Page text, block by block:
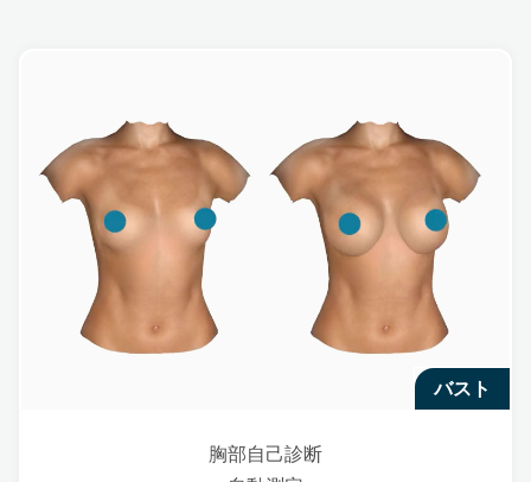
バスト
胸部自己診断